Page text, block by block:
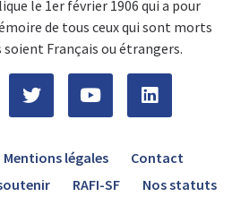
le 1er février 1906 qui a pour
de tous ceux qui sont morts
soient Français ou étrangers.
Mentions légales
Contact
RAFI-SF Nos statuts